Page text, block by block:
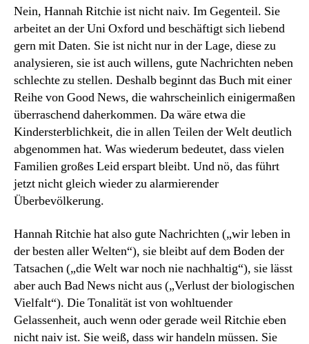
Nein, Hannah Ritchie ist nicht naiv. Im Gegenteil. Sie
arbeitet an der Uni Oxford und beschäftigt sich liebend
gern mit Daten. Sie ist nicht nur in der Lage, diese zu
analysieren, sie ist auch willens, gute Nachrichten neben
schlechte zu stellen. Deshalb beginnt das Buch mit einer
Reihe von Good News, die wahrscheinlich einigermaßen
überraschend daherkommen. Da wäre etwa die
Kindersterblichkeit, die in allen Teilen der Welt deutlich
abgenommen hat. Was wiederum bedeutet, dass vielen
Familien großes Leid erspart bleibt. Und nö, das führt
jetzt nicht gleich wieder zu alarmierender
Überbevölkerung.
Hannah Ritchie hat also gute Nachrichten („wir leben in
der besten aller Welten“), sie bleibt auf dem Boden der
Tatsachen („die Welt war noch nie nachhaltig“), sie lässt
aber auch Bad News nicht aus („Verlust der biologischen
Vielfalt“). Die Tonalität ist von wohltuender
Gelassenheit, auch wenn oder gerade weil Ritchie eben
nicht naiv ist. Sie weiß, dass wir handeln müssen. Sie